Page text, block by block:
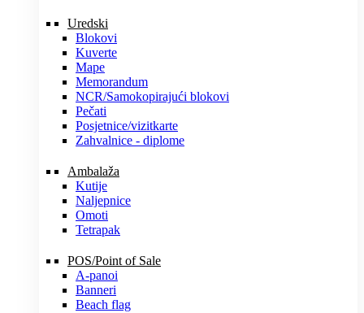
Uredski
Blokovi
Kuverte
Mape
Memorandum
NCR/Samokopirajući blokovi
Pečati
Posjetnice/vizitkarte
Zahvalnice - diplome
Ambalaža
Kutije
Naljepnice
Omoti
Tetrapak
POS/Point of Sale
A-panoi
Banneri
Beach flag